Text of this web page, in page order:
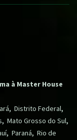
à Master House
, Distrito Federal,
, Mato Grosso do Sul,
, Paraná, Rio de